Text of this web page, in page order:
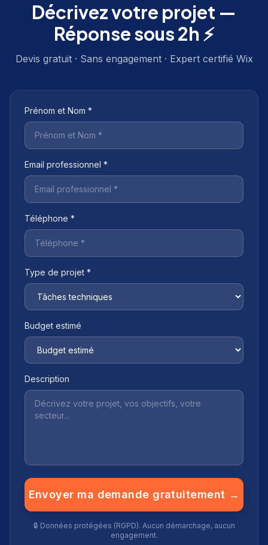
Décrivez votre projet —
Réponse sous 2h ⚡
Devis gratuit · Sans engagement · Expert certifié Wix
Prénom et Nom *
Email professionnel *
Téléphone *
Type de projet *
Budget estimé
Description
Envoyer ma demande gratuitement →
🔒 Données protégées (RGPD). Aucun démarchage, aucun
engagement.